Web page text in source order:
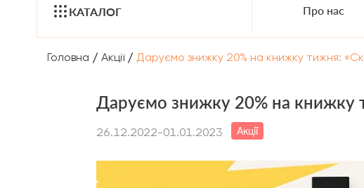
КАТАЛОГ Про нас
Головна / Акції / Даруємо знижку 20% на книжку тижня:
Даруємо знижку 20% на книжку
26.12.2022-01.01.2023 Акції